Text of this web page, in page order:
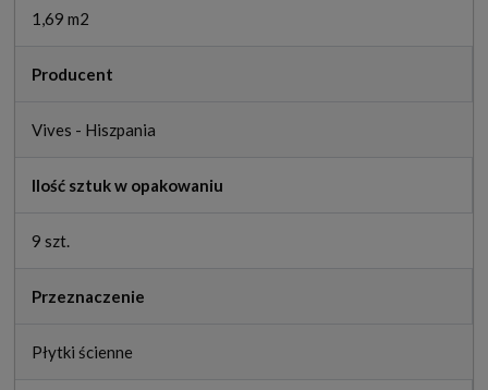
1,69 m2
Producent
Vives - Hiszpania
Ilość sztuk w opakowaniu
9 szt.
Przeznaczenie
Płytki ścienne